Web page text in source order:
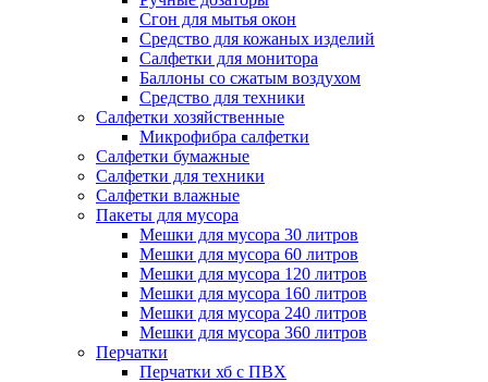
Сгон для мытья окон
Средство для кожаных изделий
Салфетки для монитора
Баллоны со сжатым воздухом
Средство для техники
Салфетки хозяйственные
Микрофибра салфетки
Салфетки бумажные
Салфетки для техники
Салфетки влажные
Пакеты для мусора
Мешки для мусора 30 литров
Мешки для мусора 60 литров
Мешки для мусора 120 литров
Мешки для мусора 160 литров
Мешки для мусора 240 литров
Мешки для мусора 360 литров
Перчатки
Перчатки хб с ПВХ